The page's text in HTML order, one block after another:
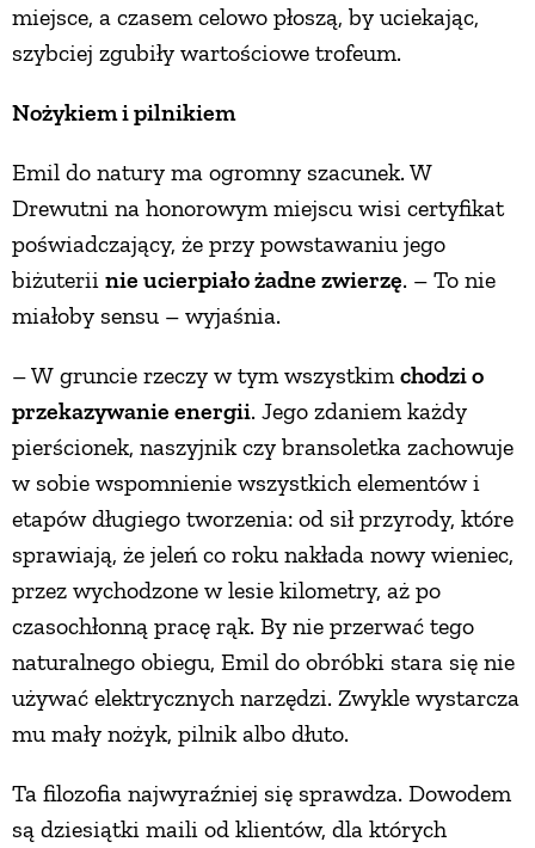
miejsce, a czasem celowo płoszą, by uciekając,
szybciej zgubiły wartościowe trofeum.
Nożykiem i pilnikiem
Emil do natury ma ogromny szacunek. W
Drewutni na honorowym miejscu wisi certyfikat
poświadczający, że przy powstawaniu jego
biżuterii nie ucierpiało żadne zwierzę. – To nie
miałoby sensu – wyjaśnia.
– W gruncie rzeczy w tym wszystkim chodzi o
przekazywanie energii. Jego zdaniem każdy
pierścionek, naszyjnik czy bransoletka zachowuje
w sobie wspomnienie wszystkich elementów i
etapów długiego tworzenia: od sił przyrody, które
sprawiają, że jeleń co roku nakłada nowy wieniec,
przez wychodzone w lesie kilometry, aż po
czasochłonną pracę rąk. By nie przerwać tego
naturalnego obiegu, Emil do obróbki stara się nie
używać elektrycznych narzędzi. Zwykle wystarcza
mu mały nożyk, pilnik albo dłuto.
Ta filozofia najwyraźniej się sprawdza. Dowodem
są dziesiątki maili od klientów, dla których